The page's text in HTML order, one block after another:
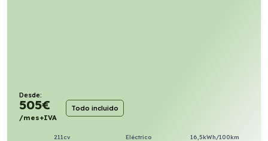
Desde:
505€
/mes+IVA
Todo incluido
211cv Eléctrico 16,5kWh/100km